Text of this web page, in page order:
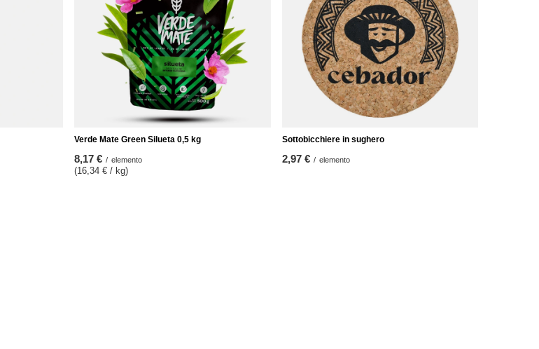
Verde Mate Green Silueta 0,5 kg
8,17 € / elemento
(16,34 € / kg)
Sottobicchiere in sughero
2,97 € / elemento